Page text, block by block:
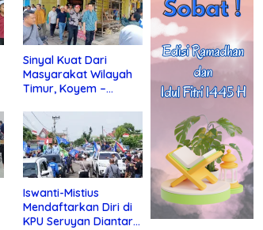
Sinyal Kuat Dari
Masyarakat Wilayah
Timur, Koyem –
di Kotim
Iswanti-Mistius
Mendaftarkan Diri di
KPU Seruyan Diantar